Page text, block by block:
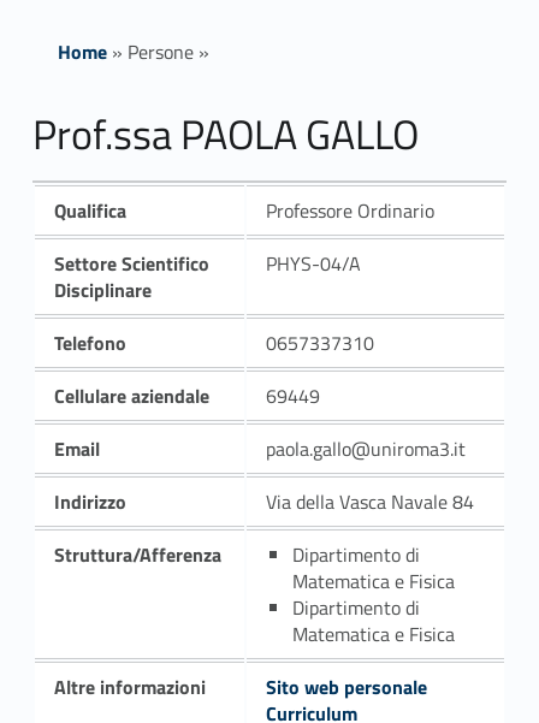
Home» Persone»
Prof.ssa PAOLA GALLO
Qualifica
Professore Ordinario
Settore Scientifico
Disciplinare
PHYS-04/A
Telefono
0657337310
Cellulare aziendale
69449
Email
paola.gallo@uniroma3.it
Indirizzo
Via della Vasca Navale 84
Struttura/Afferenza
Dipartimento di
Matematica e Fisica
Dipartimento di
Matematica e Fisica
Altre informazioni
Sito web personale
Curriculum